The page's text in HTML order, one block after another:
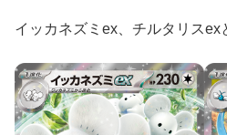
イッカネズミex、チルタリスex